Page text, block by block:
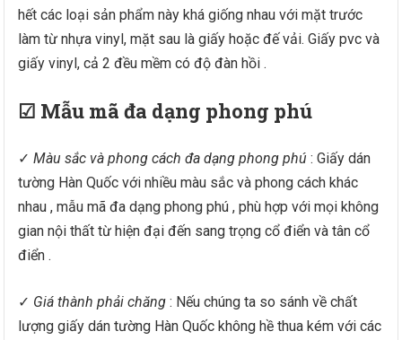
hết các loại sản phẩm này khá giống nhau với mặt trước
làm từ nhựa vinyl, mặt sau là giấy hoặc đế vải. Giấy pvc và
giấy vinyl, cả 2 đều mềm có độ đàn hồi .
☑ Mẫu mã đa dạng phong phú
✓Màu sắc và phong cách đa dạng phong phú : Giấy dán
tường Hàn Quốc với nhiều màu sắc và phong cách khác
nhau , mẫu mã đa dạng phong phú , phù hợp với mọi không
gian nội thất từ hiện đại đến sang trọng cổ điển và tân cổ
điển .
✓ Giá thành phải chăng : Nếu chúng ta so sánh về chất
lượng giấy dán tường Hàn Quốc không hề thua kém với các